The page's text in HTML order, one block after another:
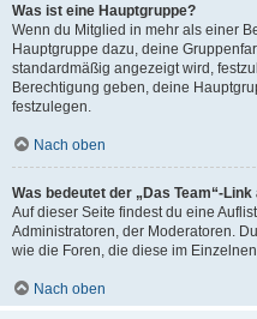
Was ist eine Hauptgruppe?
Wenn du Mitglied in mehr als einer
Hauptgruppe dazu, deine
standardmäßig angezeigt wird,
Berechtigung geben, deine
festzulegen.
Nach oben
Was bedeutet der „Das Team“-
Auf dieser Seite findest du eine
Administratoren, der Moderatoren.
wie die Foren, die diese im
Nach oben